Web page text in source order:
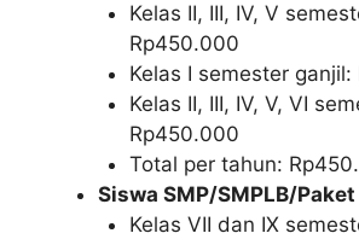
Kelas II, III, IV, V
Rp450.000
Kelas I semester
Kelas II, III, IV, V, VI
Rp450.000
Total per tahun:
Siswa SMP/SMPLB/Paket
Kelas VII dan IX